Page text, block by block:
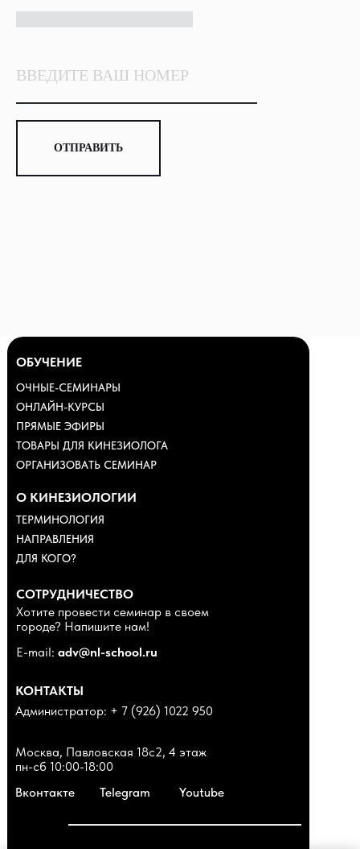
ОТПРАВИТЬ
E-mail: adv@nl-school.ru
СОТРУДНИЧЕСТВО
Хотите провести семинар в своем
городе? Напишите нам!
ОБУЧЕНИЕ
О КИНЕЗИОЛОГИИ
КОНТАКТЫ
ОЧНЫЕ-СЕМИНАРЫ
ОНЛАЙН-КУРСЫ
ПРЯМЫЕ ЭФИРЫ
ТОВАРЫ ДЛЯ КИНЕЗИОЛОГА
ОРГАНИЗОВАТЬ СЕМИНАР
ТЕРМИНОЛОГИЯ
НАПРАВЛЕНИЯ
ДЛЯ КОГО?
Москва, Павловская 18с2, 4 этаж
пн-сб 10:00-18:00
Youtube
Вконтакте Telegram
Администратор: + 7 (926) 1022 950